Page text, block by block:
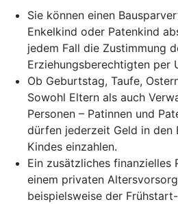
Sie können einen
Enkelkind oder Patenkind
jedem Fall die Zustimmung
Erziehungsberechtigten per
Ob Geburtstag, Taufe,
Sowohl Eltern als auch
Personen – Patinnen und
dürfen jederzeit Geld in den
Kindes einzahlen.
Ein zusätzliches finanzielles
einem privaten
beispielsweise der